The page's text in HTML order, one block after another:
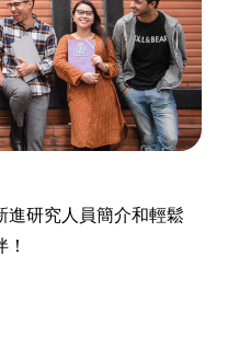
進研究人員簡介和輕鬆